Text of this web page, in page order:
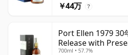
￥44万 ?
Port Ellen 1979 30
Release with
700ml • 57.7%